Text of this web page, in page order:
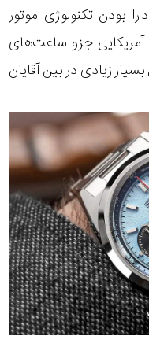
بودن تکنولوژی موتور
آمریکایی جزو ساعت‌های
زیادی در بین آقایان